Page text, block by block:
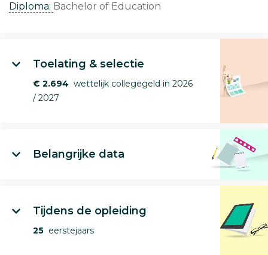
Diploma: Bachelor of Education
Toelating & selectie
€ 2.694 wettelijk collegegeld in 2026
/ 2027
Belangrijke data
Tijdens de opleiding
25 eerstejaars